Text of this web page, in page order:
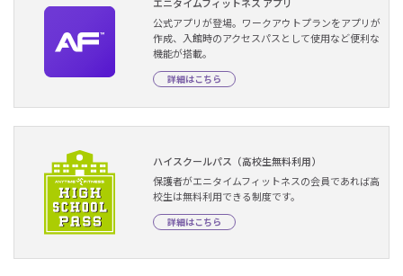
公式アプリが登場。ワークアウトプランをアプリが
作成、入館時のアクセスパスとして使用など便利な
機能が搭載。
詳細はこちら
ハイスクールパス（高校生無料利用）
保護者がエニタイムフィットネスの会員であれば高
校生は無料利用できる制度です。
詳細はこちら